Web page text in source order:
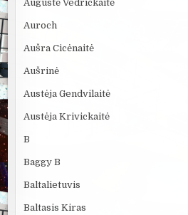
Augustė Vedrickaitė
Auroch
Aušra Cicėnaitė
Aušrinė
Austėja Gendvilaitė
Austėja Krivickaitė
B
Baggy B
Baltalietuvis
Baltasis Kiras